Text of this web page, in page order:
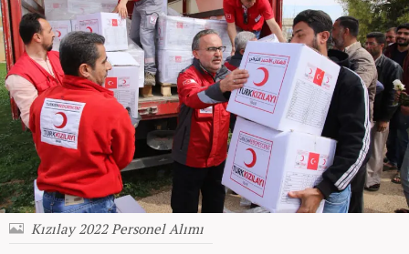
Kızılay 2022 Personel Alımı